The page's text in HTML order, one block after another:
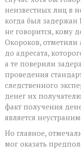
неизвестных лиц в
когда был задержан
не говорится, кому
Окороков, отметили
до адресата,
а те поверили
проведения
следственного
денег их
факт получения
является
Но главное,
мог оказать